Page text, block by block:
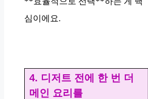
심이에요.
4. 디저트 전에 한 번 더
메인 요리를